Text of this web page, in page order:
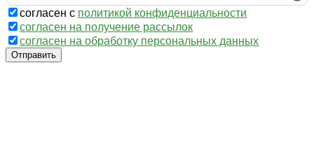
согласен с политикой конфиденциальности
согласен на получение рассылок
согласен на обработку персональных данных
Отправить